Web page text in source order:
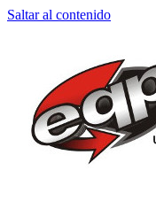
Saltar al contenido